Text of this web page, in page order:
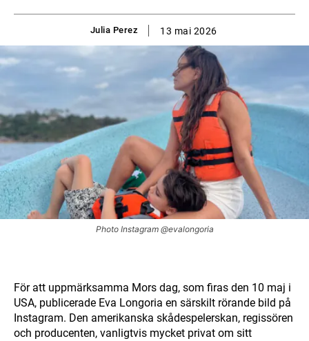
Julia Perez 13 mai 2026
Photo Instagram @evalongoria
För att uppmärksamma Mors dag, som firas den 10 maj i
USA, publicerade Eva Longoria en särskilt rörande bild på
Instagram. Den amerikanska skådespelerskan, regissören
och producenten, vanligtvis mycket privat om sitt